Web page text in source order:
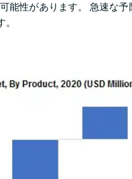
能性があります。 急速な